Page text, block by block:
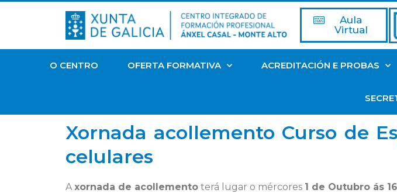
Aula
Virtual
O CENTRO OFERTA FORMATIVA ACREDITACIÓN E PROBAS
Xornada acollemento Curso de
celulares
Axornada de acollemento terá lugar o mércores 1 de Outubro ás